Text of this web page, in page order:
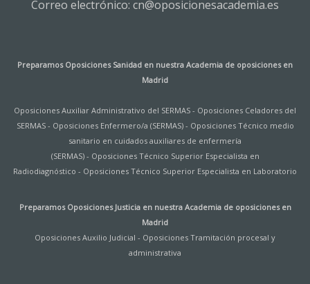
Correo electrónico: cn@oposicionesacademia.es
Preparamos Oposiciones Sanidad en nuestra Academia de oposiciones en
Madrid
Oposiciones Auxiliar Administrativo del SERMAS - Oposiciones Celadores del
SERMAS- Oposiciones Enfermero/a (SERMAS)- Oposiciones Técnico medio
sanitario en cuidados auxiliares de enfermería
(SERMAS)- Oposiciones Técnico Superior Especialista en
Radiodiagnóstico - Oposiciones Técnico Superior Especialista en Laboratorio
Preparamos Oposiciones Justicia en nuestra Academia de oposiciones en
Madrid
Oposiciones Auxilio Judicial - Oposiciones Tramitación procesal y
administrativa